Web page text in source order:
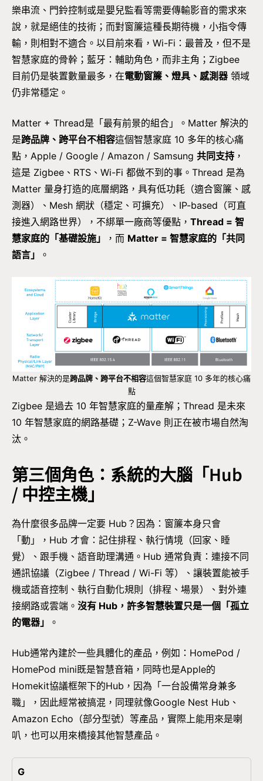
樂串流、門鈴控制或是嬰兒監看等需要傳輸影音的需求來
說，就是絕佳的技術；而對窗簾這種長期待機，小指令傳
輸，則相對不適合。以目前來看，Wi-Fi：最普及，但不是
智慧家庭的骨幹；藍牙：輔助角色，而非主角；Zigbee
目前仍是裝置數量最多，在電動窗簾、燈具、感測器 領域
仍非常穩定。
Matter + Thread是「最有前景的組合」。Matter 解決的
是跨品牌、跨平台不相容這個智慧家庭 10 多年的核心痛
點，Apple / Google / Amazon / Samsung 共同支持 ，
這是 Zigbee、RTS、Wi-Fi 都做不到的事。Thread 是為
Matter 量身打造的底層網路，具有低功耗（適合窗簾、感
測器）、Mesh 網狀（穩定、可擴充）、IP-based（可直
接進入網路世界），不綁單一廠商等優點， Thread = 智
慧家庭的「基礎設施」
，而 Matter = 智慧家庭的「共同
語言」
。
Matter 解決的是跨品牌、跨平台不相容這個智慧家庭 10 多年的核心痛
點
Zigbee 是過去 10 年智慧家庭的量產解；Thread 是未來
10 年智慧家庭的網路基礎；Z-Wave 則正在被市場自然淘
汰。
第三個角色：系統的大腦「Hub
/ 中控主機」
為什麼很多品牌一定要 Hub？因為：窗簾本身只會
「動」，Hub 才會：記住排程、執行情境（回家、睡
覺）、跟手機、語音助理溝通。Hub 通常負責：連接不同
通訊協議（Zigbee / Thread / Wi-Fi 等）、讓裝置能被手
機或語音控制、執行自動化規則（排程、場景）、對外連
接網路或雲端。 沒有 Hub，許多智慧裝置只是一個「孤立
的電器」
。
Hub通常內建於一些具體化的產品，例如：HomePod /
HomePod mini既是智慧音箱，同時也是Apple的
Homekit協議框架下的Hub，因為「一台設備常身兼多
職」，因此經常被搞混，同理就像Google Nest Hub、
Amazon Echo（部分型號）等產品，實際上能用來是喇
叭，也可以用來橋接其他智慧產品。
G